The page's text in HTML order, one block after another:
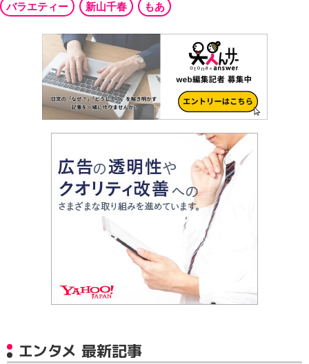
バラエティー
新山千春 もあ
エンタメ 最新記事